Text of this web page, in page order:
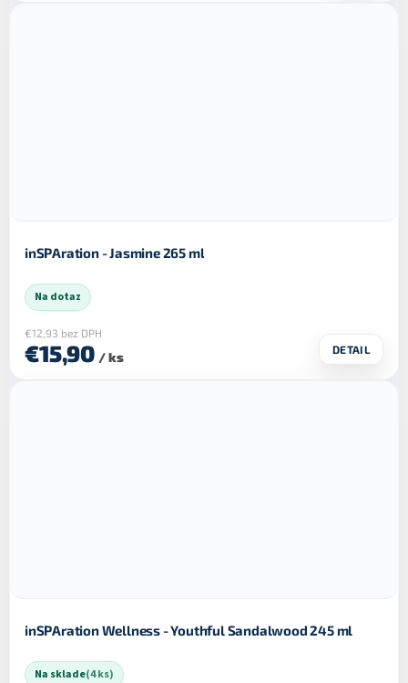
inSPAration - Jasmine 265 ml
Na dotaz
€12,93 bez DPH
€15,90 / ks DETAIL
inSPAration Wellness - Youthful Sandalwood 245 ml
Na sklade(4 ks)